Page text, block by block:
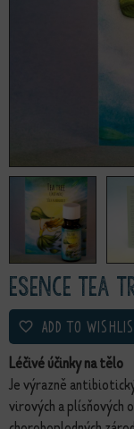
Esence Tea
ADD TO
Léčivé účinky na tělo
Je výrazně
virových a plísňových